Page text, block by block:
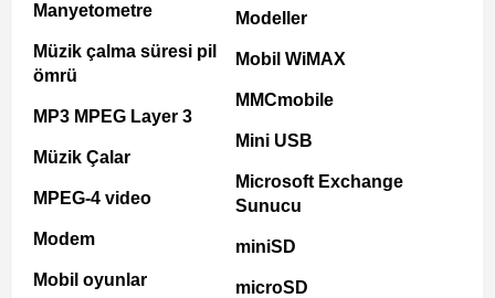
Manyetometre
Müzik çalma süresi pil
ömrü
MP3 MPEG Layer 3
Müzik Çalar
MPEG-4 video
Modem
Mobil oyunlar
Modeller
Mobil WiMAX
MMCmobile
Mini USB
Microsoft Exchange
Sunucu
miniSD
microSD